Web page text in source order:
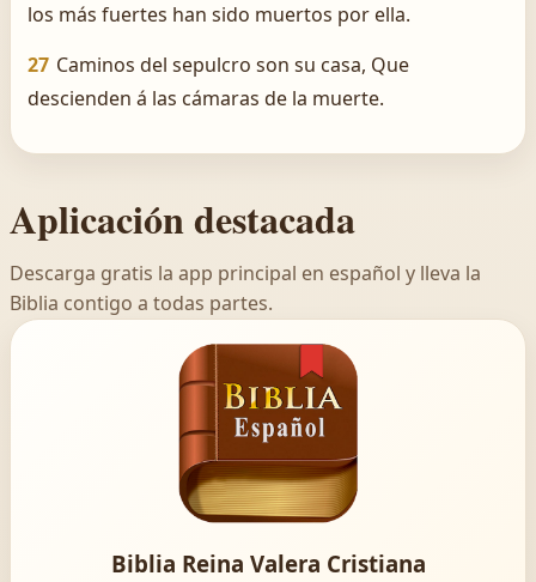
los más fuertes han sido muertos por ella.
27 Caminos del sepulcro son su casa, Que
descienden á las cámaras de la muerte.
Aplicación destacada
Descarga gratis la app principal en español y lleva la
Biblia contigo a todas partes.
Biblia Reina Valera Cristiana